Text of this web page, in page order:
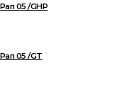
05 /GHP
05 /GT